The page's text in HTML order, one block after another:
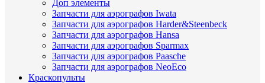
Доп элементы
Запчасти для аэрографов Iwata
Запчасти для аэрографов Harder&Steenbeck
Запчасти для аэрографов Hansa
Запчасти для аэрографов Sparmax
Запчасти для аэрографов Paasche
Запчасти для аэрографов NeoEco
Краскопульты